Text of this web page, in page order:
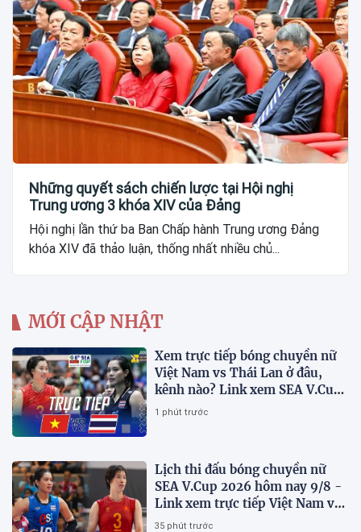
Những quyết sách chiến lược tại Hội nghị
Trung ương 3 khóa XIV của Đảng
Hội nghị lần thứ ba Ban Chấp hành Trung ương Đảng
khóa XIV đã thảo luận, thống nhất nhiều chủ...
MỚI CẬP NHẬT
Xem trực tiếp bóng chuyền nữ
Việt Nam vs Thái Lan ở đâu,
kênh nào? Link xem SEA V.Cup
2026 mới nhất
1 phút trước
Lịch thi đấu bóng chuyền nữ
SEA V.Cup 2026 hôm nay 9/8 -
Link xem trực tiếp Việt Nam vs
Thái Lan
35 phút trước